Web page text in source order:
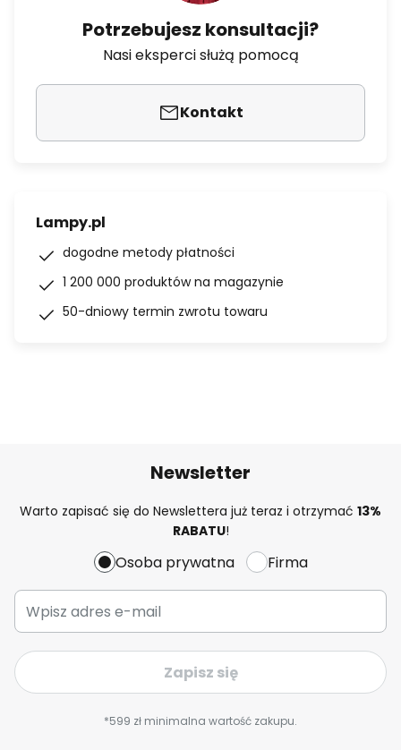
Potrzebujesz konsultacji?
Nasi eksperci służą pomocą
Kontakt
Lampy.pl
dogodne metody płatności
1 200 000 produktów na magazynie
50-dniowy termin zwrotu towaru
Newsletter
Warto zapisać się do Newslettera już teraz i otrzymać 13%
RABATU!
Osoba prywatna Firma
Zapisz się
*599 zł minimalna wartość zakupu.